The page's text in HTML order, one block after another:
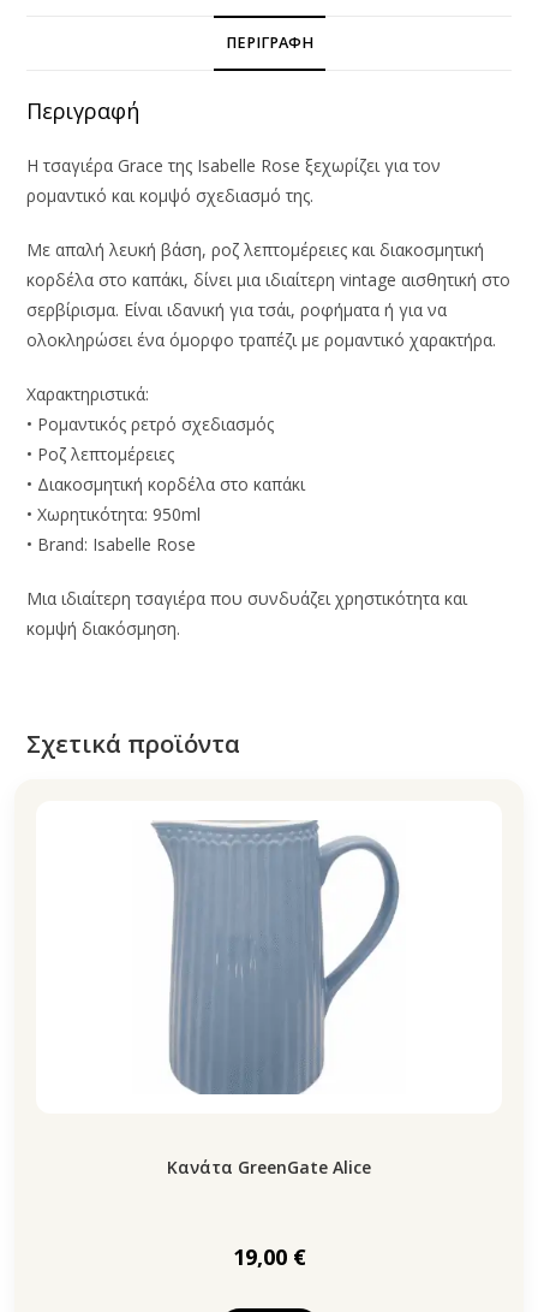
ποσότητα
ΠΕΡΙΓΡΑΦΉ
Περιγραφή
Η τσαγιέρα Grace της Isabelle Rose ξεχωρίζει για τον
ρομαντικό και κομψό σχεδιασμό της.
Με απαλή λευκή βάση, ροζ λεπτομέρειες και διακοσμητική
κορδέλα στο καπάκι, δίνει μια ιδιαίτερη vintage αισθητική στο
σερβίρισμα. Είναι ιδανική για τσάι, ροφήματα ή για να
ολοκληρώσει ένα όμορφο τραπέζι με ρομαντικό χαρακτήρα.
Χαρακτηριστικά:
• Ρομαντικός ρετρό σχεδιασμός
• Ροζ λεπτομέρειες
• Διακοσμητική κορδέλα στο καπάκι
• Χωρητικότητα: 950ml
• Brand: Isabelle Rose
Μια ιδιαίτερη τσαγιέρα που συνδυάζει χρηστικότητα και
κομψή διακόσμηση.
Σχετικά προϊόντα
Κανάτα GreenGate Alice
19,00 €